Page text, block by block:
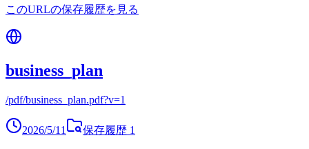
このURLの保存履歴を見る
business_plan
/pdf/business_plan.pdf?v=1
2026/5/11 保存履歴 1